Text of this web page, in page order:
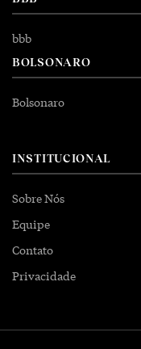
bbb
BOLSONARO
Bolsonaro
INSTITUCIONAL
Sobre Nós
Equipe
Contato
Privacidade